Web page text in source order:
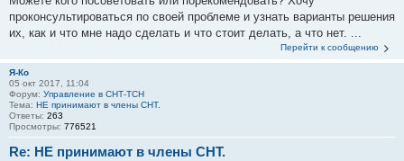
проконсультироваться по своей проблеме и узнать варианты решения
их, как и что мне надо сделать и что стоит делать, а что нет. ...
Перейти к сообщению
Я-Ко
05 окт 2017, 11:04
Форум: Управление в СНТ-ТСН
Тема: НЕ принимают в члены СНТ.
Ответы: 263
Просмотры: 776521
Re: НЕ принимают в члены СНТ.